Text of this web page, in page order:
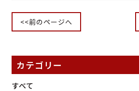
<<前のページへ
カテゴリー
すべて